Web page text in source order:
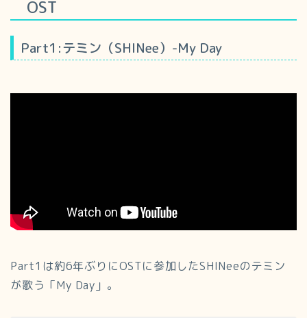
OST
Part1:テミン（SHINee）-My Day
Part1は約6年ぶりにOSTに参加したSHINeeのテミン
が歌う「My Day」。